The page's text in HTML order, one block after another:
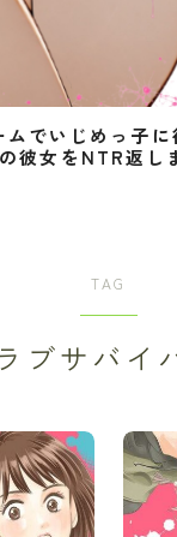
ムでいじめっ子
彼女をNTR返し
TAG
ブサバイ